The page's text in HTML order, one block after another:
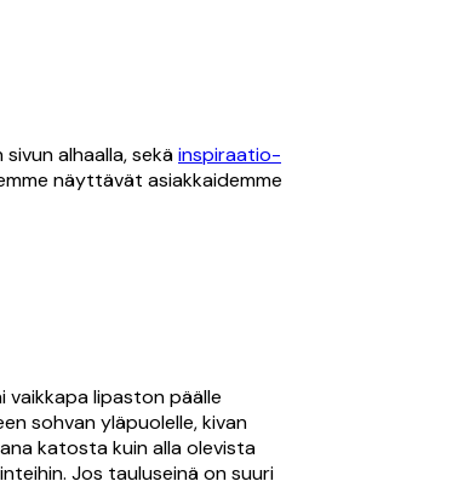
alhaalla, sekäinspiraatio-
näyttävät asiakkaidemme
vaikkapa lipaston päälle
sohvan yläpuolelle, kivan
katosta kuin alla olevista
Jos tauluseinä on suuri